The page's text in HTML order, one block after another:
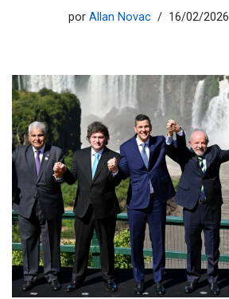
por Allan Novac 16/02/2026